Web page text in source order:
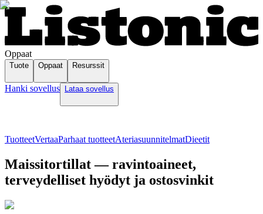
Oppaat
Tuote Oppaat Resurssit
Hanki sovellus Lataa sovellus
TuotteetVertaaParhaat tuotteetAteriasuunnitelmatDieetit
Maissitortillat — ravintoaineet,
terveydelliset hyödyt ja ostosvinkit